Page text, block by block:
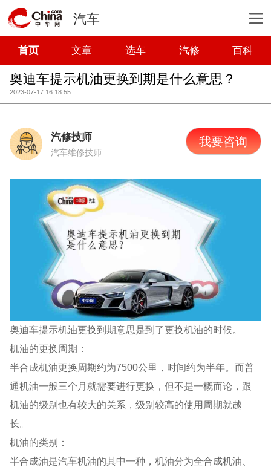
汽车
首页 文章 选车 汽修 百科
奥迪车提示机油更换到期是什么意思？
2023-07-17 16:18:55
汽修技师
汽车维修技师
我要咨询
奥迪车提示机油更换到期意思是到了更换机油的时候。
机油的更换周期：
半合成机油更换周期约为7500公里，时间约为半年。而普
通机油一般三个月就需要进行更换，但不是一概而论，跟
机油的级别也有较大的关系，级别较高的使用周期就越
长。
机油的类别：
半合成油是汽车机油的其中一种，机油分为全合成机油、